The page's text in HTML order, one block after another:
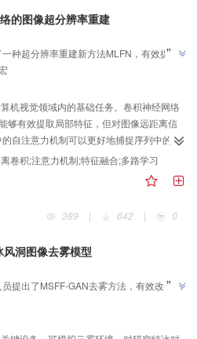
和基准不足的问题，有助于促进生成视
代码下载地址：
和
水印嵌入削弱特征点稳定性，增强其抗
印嵌入过程中的像素修改总量由峰值信噪
素修改量的差异化分配，最大限度地确
明，本文算法对特征点的稳定性有显著
于40 dB的前提下，水印提取的准确率在
局部水印算法。结论本文算法有效提高了
水印鲁棒性方面均获得了更优的效果。
的图像超分辨率重建
种超分辨率重建新方法MLFN，有效提升
”
机视觉领域内的基础任务。卷积神经网络
够有效提取局部特征，但对图像远距离信
自注意力机制可以更好地捕捉序列中的全
源占用的问题。方法为了解决这些问
注意力特征融合网络的超分辨率重建方法
feature fusion network），该网络采
，从而增强网络的多尺度提取能力。此
积块，它兼顾了自注意力机制强大的全局
化注意力模块，在进一步增强模型性能
计。结果基于5个公开测试数据集，与11种
本文方法在不同放大倍数下均有最佳表
iterative mean distillation network，
to-noise ratio，PSNR）平均提升0.2 dB，
卷积;注意力机制;特征融合;多路学习
389
| 642 | 0
洞图像去雾模型
提出了MSFF-GAN去雾方法，有效改善云
供精准数据。
”